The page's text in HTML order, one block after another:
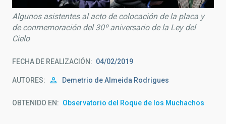
Algunos asistentes al acto de colocación de la placa y
de conmemoración del 30º aniversario de la Ley del
Cielo
FECHA DE REALIZACIÓN 04/02/2019
AUTORES Demetrio de Almeida Rodrigues
OBTENIDO EN Observatorio del Roque de los Muchachos